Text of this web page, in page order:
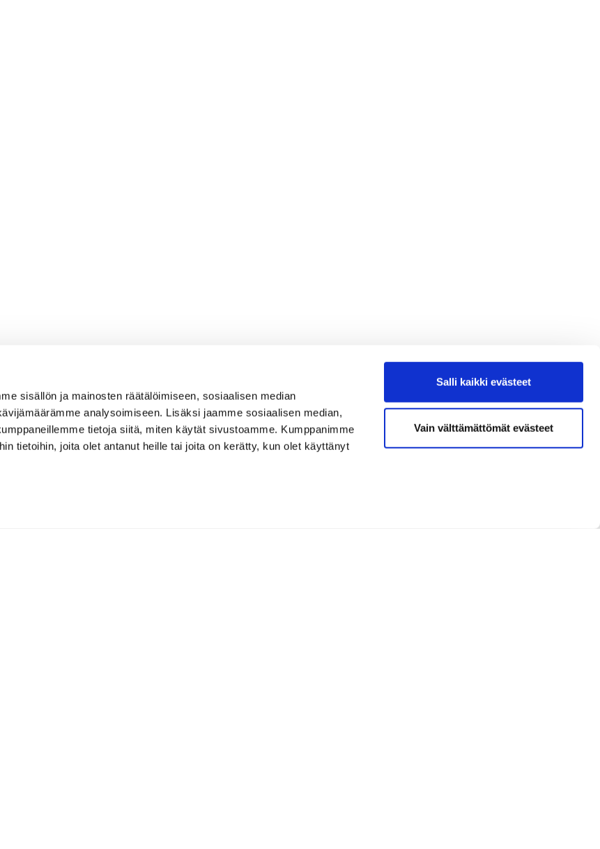
sisällön ja mainosten räätälöimiseen, sosiaalisen median
analysoimiseen. Lisäksi jaamme sosiaalisen median,
tietoja siitä, miten käytät sivustoamme. Kumppanimme
tietoihin, joita olet antanut heille tai joita on kerätty, kun olet käyttänyt
Salli kaikki evästeet
Vain välttämättömät evästeet